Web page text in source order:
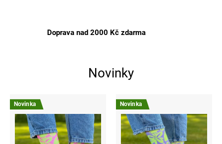
Doprava nad 2000 Kč zdarma
Novinky
Novinka Novinka